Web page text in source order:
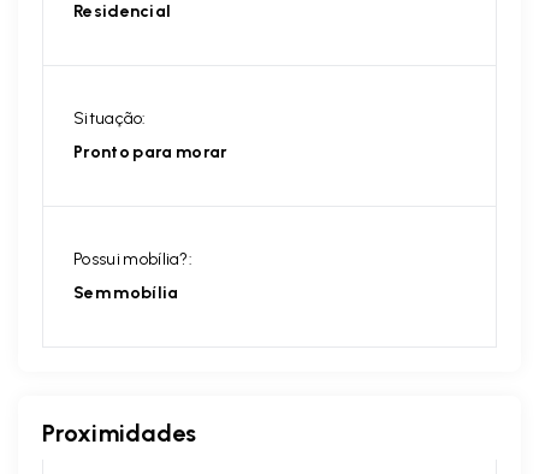
Residencial
Situação:
Pronto para morar
Possui mobília?:
Sem mobília
Proximidades